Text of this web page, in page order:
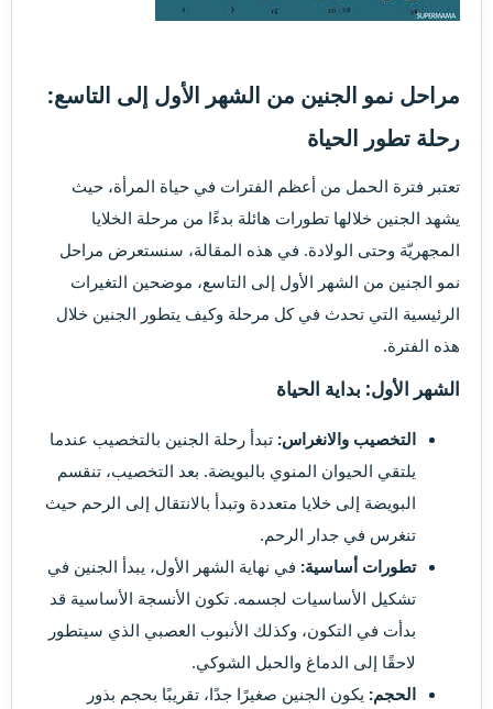
مراحل نمو الجنين من الشهر الأول إلى التاسع:
رحلة تطور الحياة​
تعتبر فترة الحمل من أعظم الفترات في حياة المرأة، حيث
يشهد الجنين خلالها تطورات هائلة بدءًا من مرحلة الخلايا
المجهريّة وحتى الولادة. في هذه المقالة، سنستعرض مراحل
نمو الجنين من الشهر الأول إلى التاسع، موضحين التغيرات
الرئيسية التي تحدث في كل مرحلة وكيف يتطور الجنين خلال
هذه الفترة.
الشهر الأول: بداية الحياة
التخصيب والانغراس: تبدأ رحلة الجنين بالتخصيب عندما
يلتقي الحيوان المنوي بالبويضة. بعد التخصيب، تنقسم
البويضة إلى خلايا متعددة وتبدأ بالانتقال إلى الرحم حيث
تنغرس في جدار الرحم.
تطورات أساسية: في نهاية الشهر الأول، يبدأ الجنين في
تشكيل الأساسيات لجسمه. تكون الأنسجة الأساسية قد
بدأت في التكون، وكذلك الأنبوب العصبي الذي سيتطور
لاحقًا إلى الدماغ والحبل الشوكي.
الحجم: يكون الجنين صغيرًا جدًا، تقريبًا بحجم بذور